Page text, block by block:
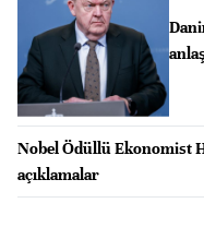
Nobel Ödüllü Ekonomist
açıklamalar